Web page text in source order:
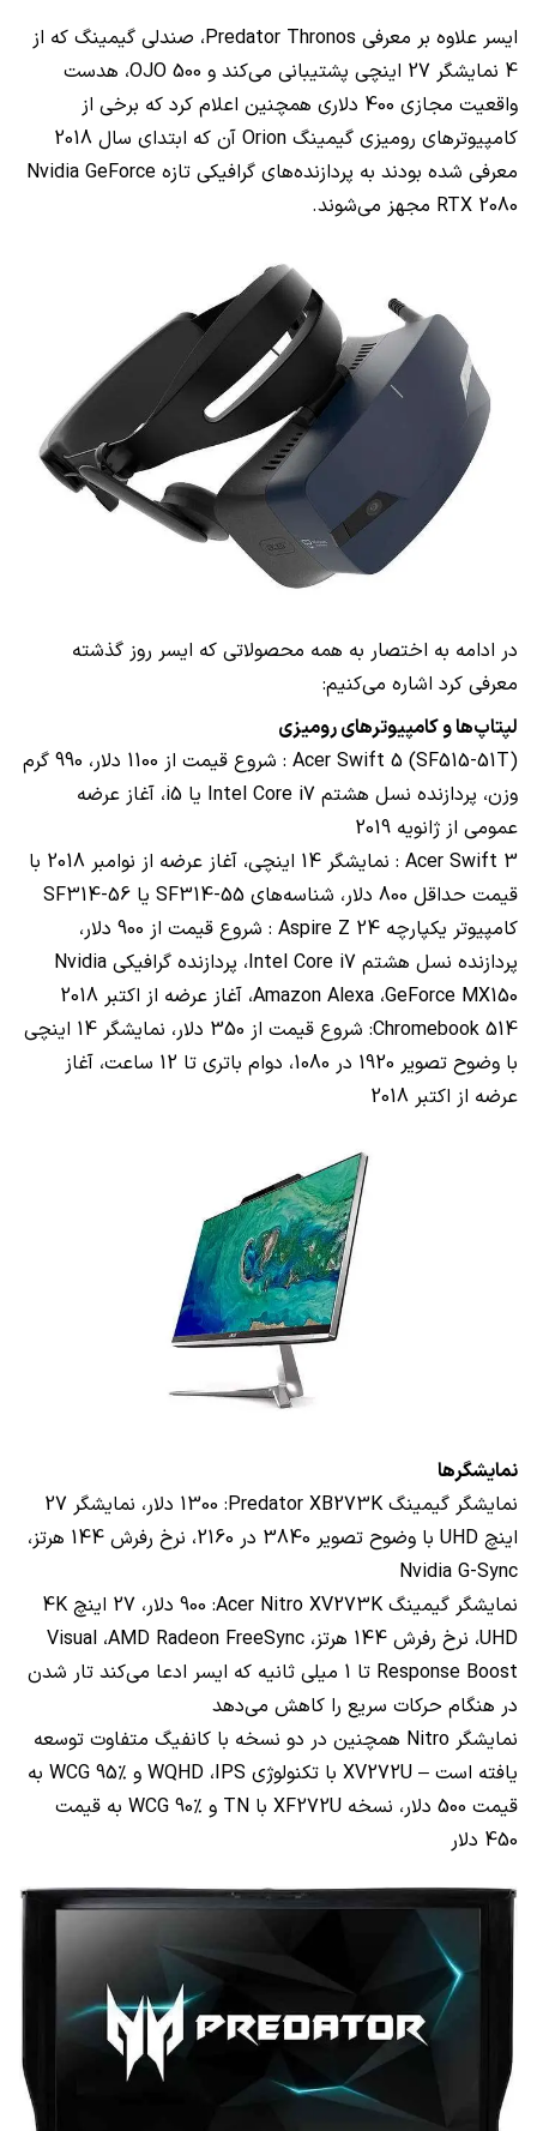
ایسر علاوه بر معرفی Predator Thronos، صندلی گیمینگ که از
4 نمایشگر 27 اینچی پشتیبانی می‌کند و
OJO 500، هدست
واقعیت مجازی 400 دلاری همچنین اعلام کرد که برخی از
کامپیوترهای رومیزی گیمینگ Orion
آن که ابتدای سال 2018
معرفی شده بودند به پردازنده‌های گرافیکی تازه Nvidia GeForce
RTX 2080 مجهز می‌شوند.
در ادامه به اختصار به همه محصولاتی که ایسر روز گذشته
معرفی کرد اشاره می‌کنیم:
لپتاپ‌ها و کامپیوترهای رومیزی
Acer Swift 5 (SF515-51T)
: شروع قیمت از 1100 دلار، 990 گرم
وزن، پردازنده نسل هشتم Intel Core i7 یا i5، آغاز عرضه
عمومی از ژانویه 2019
Acer Swift 3
: نمایشگر 14 اینچی، آغاز عرضه از نوامبر 2018 با
قیمت حداقل 800 دلار، شناسه‌های
SF314-55 یا SF314-56
کامپیوتر یکپارچه Aspire Z 24
: شروع قیمت از 900 دلار،
پردازنده نسل هشتم Intel Core i7، پردازنده گرافیکی Nvidia
GeForce MX150، Amazon Alexa، آغاز عرضه از اکتبر 2018
Chromebook 514
: شروع قیمت از 350 دلار، نمایشگر 14 اینچی
با وضوح تصویر 1920 در 1080، دوام باتری تا 12 ساعت، آغاز
عرضه از اکتبر 2018
نمایشگرها
نمایشگر گیمینگ Predator XB273K
: 1300 دلار، نمایشگر 27
اینچ UHD با وضوح تصویر 3840 در 2160، نرخ رفرش 144 هرتز،
Nvidia G-Sync
نمایشگر گیمینگ Acer Nitro XV273K: 900 دلار، 27 اینچ
4K
UHD، نرخ رفرش 144 هرتز، AMD Radeon FreeSync، Visual
Response Boost
تا 1 میلی ثانیه که ایسر ادعا می‌کند تار شدن
در هنگام حرکات سریع را کاهش می‌دهد
نمایشگر Nitro همچنین در دو نسخه با کانفیگ متفاوت توسعه
یافته است – XV272U با تکنولوژی IPS، WQHD و WCG 95% به
قیمت 500 دلار، نسخه
XF272U با TN و WCG 90% به قیمت
450 دلار